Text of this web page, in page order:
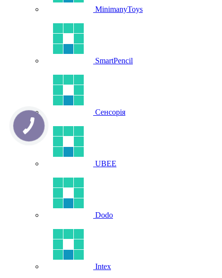
MinimanyToys
SmartPencil
Сенсорія
UBEE
Dodo
Intex